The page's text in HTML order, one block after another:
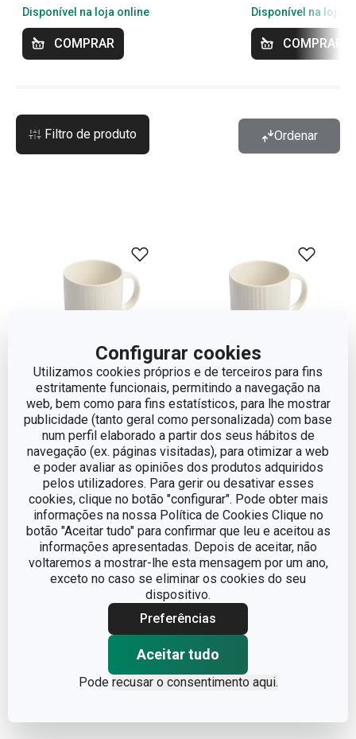
Configurar cookies
Utilizamos cookies próprios e de terceiros para fins
estritamente funcionais, permitindo a navegação na
web, bem como para fins estatísticos, para lhe mostrar
publicidade (tanto geral como personalizada) com base
num perfil elaborado a partir dos seus hábitos de
navegação (ex. páginas visitadas), para otimizar a web
e poder avaliar as opiniões dos produtos adquiridos
pelos utilizadores. Para gerir ou desativar esses
cookies, clique no botão "configurar". Pode obter mais
informações na nossa Política de Cookies Clique no
botão "Aceitar tudo" para confirmar que leu e aceitou as
informações apresentadas. Depois de aceitar, não
voltaremos a mostrar-lhe esta mensagem por um ano,
exceto no caso se eliminar os cookies do seu
dispositivo.
Preferências
Aceitar tudo
Pode recusar o consentimento aqui.
Disponível na loja online
COMPRAR
Disponível na loja
COMPRAR
Filtro de produto Ordenar
Caneca MOMENTS
350 ml, river
€ 5,90
Disponível na loja online
COMPRAR
Caneca MOMENTS
350 ml, waterfall
€ 5,90
Indisponível na loja online
Monitorizar produto